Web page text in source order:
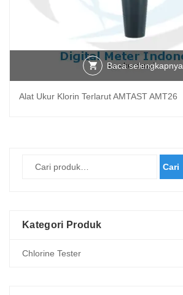
Baca selengkapnya
Alat Ukur Klorin Terlarut AMTAST AMT26
Cari
Kategori Produk